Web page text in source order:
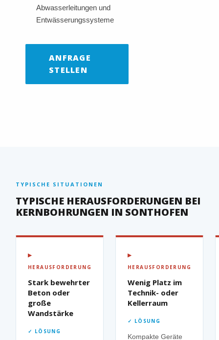
Abwasserleitungen und
Entwässerungssysteme
ANFRAGE
STELLEN
TYPISCHE SITUATIONEN
TYPISCHE HERAUSFORDERUNGEN BEI
KERNBOHRUNGEN IN SONTHOFEN
▶
HERAUSFORDERUNG
Stark bewehrter
Beton oder
große
Wandstärke
✓ LÖSUNG
▶
HERAUSFORDERUNG
Wenig Platz im
Technik- oder
Kellerraum
✓ LÖSUNG
Kompakte Geräte